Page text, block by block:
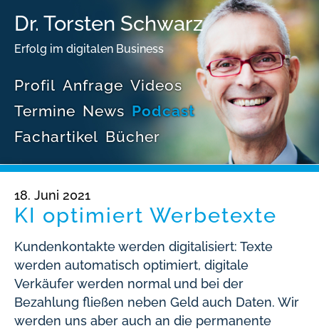
Dr. Torsten Schwarz
Erfolg im digitalen Business
Profil Anfrage Videos
Termine News Podcast
Fachartikel Bücher
18. Juni 2021
KI optimiert Werbetexte
Kundenkontakte werden digitalisiert: Texte
werden automatisch optimiert, digitale
Verkäufer werden normal und bei der
Bezahlung fließen neben Geld auch Daten. Wir
werden uns aber auch an die permanente